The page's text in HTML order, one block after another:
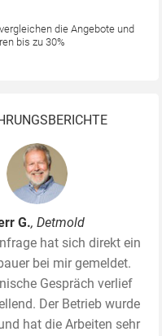
die Angebote und
bis zu 30%
G., Detmold
hat sich direkt ein
bei mir gemeldet.
Gespräch verlief
Der Betrieb wurde
hat die Arbeiten sehr